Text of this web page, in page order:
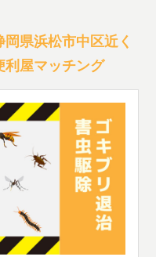
県浜松市中区近く
利屋マッチング